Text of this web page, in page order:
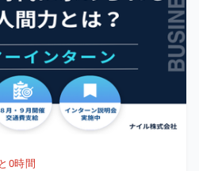
0時間